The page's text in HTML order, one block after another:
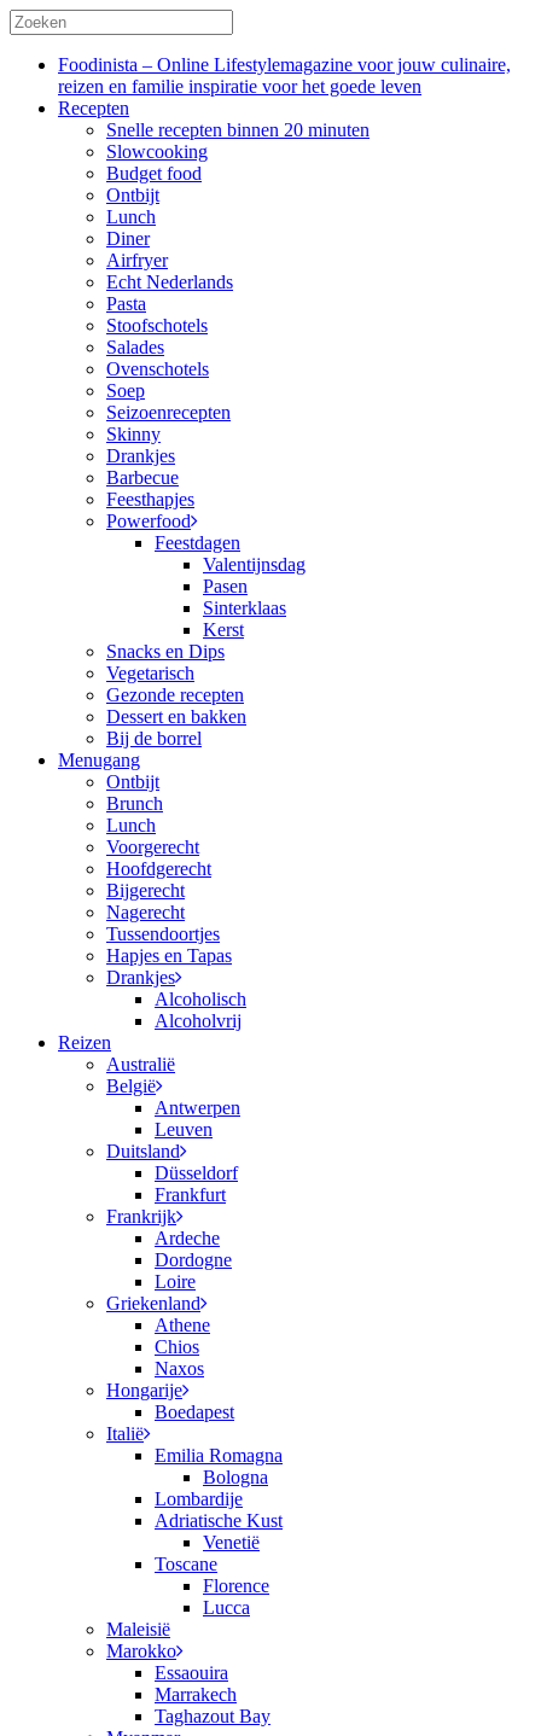
Foodinista – Online Lifestylemagazine voor jouw culinaire,
reizen en familie inspiratie voor het goede leven
Recepten
Snelle recepten binnen 20 minuten
Slowcooking
Budget food
Ontbijt
Lunch
Diner
Airfryer
Echt Nederlands
Pasta
Stoofschotels
Salades
Ovenschotels
Soep
Seizoenrecepten
Skinny
Drankjes
Barbecue
Feesthapjes
Powerfood
Feestdagen
Valentijnsdag
Pasen
Sinterklaas
Kerst
Snacks en Dips
Vegetarisch
Gezonde recepten
Dessert en bakken
Bij de borrel
Menugang
Ontbijt
Brunch
Lunch
Voorgerecht
Hoofdgerecht
Bijgerecht
Nagerecht
Tussendoortjes
Hapjes en Tapas
Drankjes
Alcoholisch
Alcoholvrij
Reizen
Australië
België
Antwerpen
Leuven
Duitsland
Düsseldorf
Frankfurt
Frankrijk
Ardeche
Dordogne
Loire
Griekenland
Athene
Chios
Naxos
Hongarije
Boedapest
Italië
Emilia Romagna
Bologna
Lombardije
Adriatische Kust
Venetië
Toscane
Florence
Lucca
Maleisië
Marokko
Essaouira
Marrakech
Taghazout Bay